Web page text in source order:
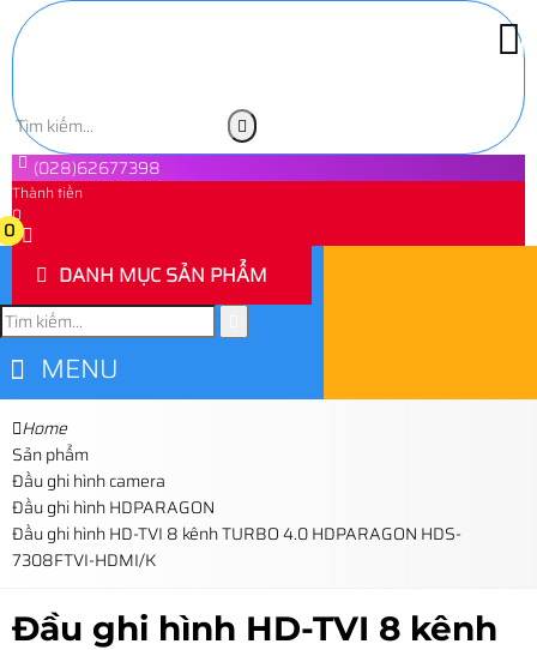
(028)62677398
Thành tiền
0
0
DANH MỤC SẢN PHẨM
MENU
Home
Sản phẩm
Đầu ghi hình camera
Đầu ghi hình HDPARAGON
Đầu ghi hình HD-TVI 8 kênh TURBO 4.0 HDPARAGON HDS-
7308FTVI-HDMI/K
Đầu ghi hình HD-TVI 8 kênh